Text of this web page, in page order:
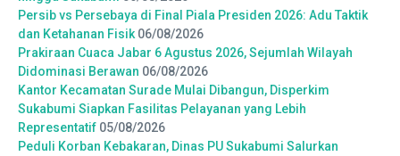
Persib vs Persebaya di Final Piala Presiden 2026: Adu Taktik
dan Ketahanan Fisik 06/08/2026
Prakiraan Cuaca Jabar 6 Agustus 2026, Sejumlah Wilayah
Didominasi Berawan 06/08/2026
Kantor Kecamatan Surade Mulai Dibangun, Disperkim
Sukabumi Siapkan Fasilitas Pelayanan yang Lebih
Representatif 05/08/2026
Peduli Korban Kebakaran, Dinas PU Sukabumi Salurkan